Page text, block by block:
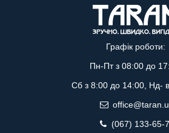
Графік роботи:
Пн-Пт з 08:00 до
Сб з 8:00 до 14:00, Нд-
(067) 133-65-